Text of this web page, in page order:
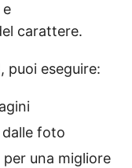
e
carattere.
puoi eseguire:
foto
una migliore